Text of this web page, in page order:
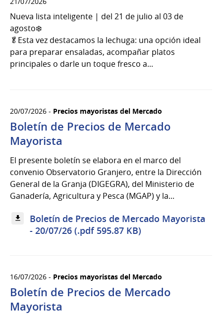
Nueva lista inteligente | del 21 de julio al 03 de
agosto❄️
🥬Esta vez destacamos la lechuga: una opción ideal
para preparar ensaladas, acompañar platos
principales o darle un toque fresco a...
20/07/2026 - Precios mayoristas del Mercado
Boletín de Precios de Mercado
Mayorista
El presente boletín se elabora en el marco del
convenio Observatorio Granjero, entre la Dirección
General de la Granja (DIGEGRA), del Ministerio de
Ganadería, Agricultura y Pesca (MGAP) y la...
Boletín de Precios de Mercado Mayorista
- 20/07/26 (.pdf 595.87 KB)
16/07/2026 - Precios mayoristas del Mercado
Boletín de Precios de Mercado
Mayorista